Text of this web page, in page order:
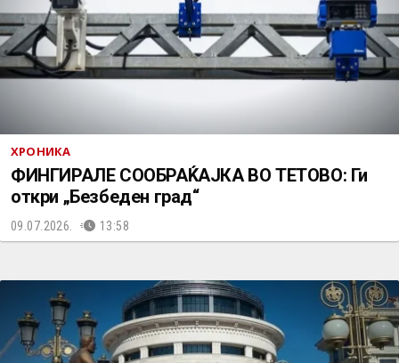
ХРОНИКА
ФИНГИРАЛЕ СООБРАЌАЈКА ВО ТЕТОВО: Ги
откри „Безбеден град“
09.07.2026. 13:58